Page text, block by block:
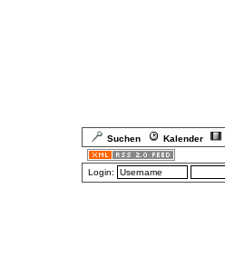
Suchen Kalender
Login: